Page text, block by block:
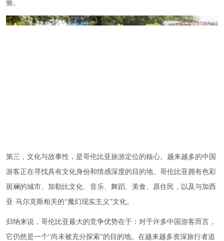
验。
第三，文化与故事性，是哥伦比亚旅游定位的核心。越来越多的中国
游客正在寻找具有文化身份和情感深度的目的地。哥伦比亚拥有色彩
斑斓的城市、加勒比文化、音乐、舞蹈、美食、原住民，以及与加西
亚·马尔克斯相关的“魔幻现实主义”文化。
归纳来说，哥伦比亚最大的竞争优势在于：对于许多中国游客而言，
它仍然是一个“尚未被充分探索”的目的地。在越来越多资深旅行者追